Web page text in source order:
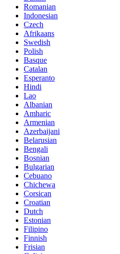
Romanian
Indonesian
Czech
Afrikaans
Swedish
Polish
Basque
Catalan
Esperanto
Hindi
Lao
Albanian
Amharic
Armenian
Azerbaijani
Belarusian
Bengali
Bosnian
Bulgarian
Cebuano
Chichewa
Corsican
Croatian
Dutch
Estonian
Filipino
Finnish
Frisian